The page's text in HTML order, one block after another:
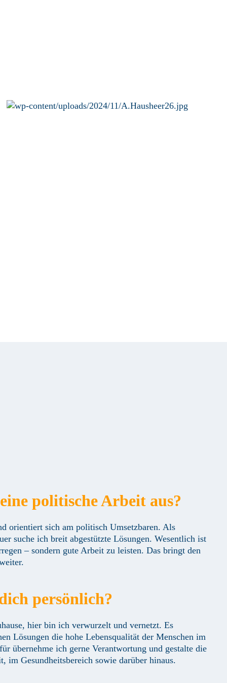
politische Arbeit aus?
orientiert sich am politisch Umsetzbaren. Als
suche ich breit abgestützte Lösungen. Wesentlich ist
– sondern gute Arbeit zu leisten. Das bringt den
persönlich?
hier bin ich verwurzelt und vernetzt. Es
Lösungen die hohe Lebensqualität der Menschen im
übernehme ich gerne Verantwortung und gestalte die
im Gesundheitsbereich sowie darüber hinaus.